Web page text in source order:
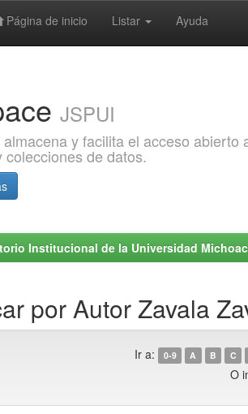
Página de inicio Listar Ayuda
JSPUI
y facilita el acceso
colecciones de datos.
Institucional de la Universidad
por Autor Zavala
Ir a: 0-9 A B C
O